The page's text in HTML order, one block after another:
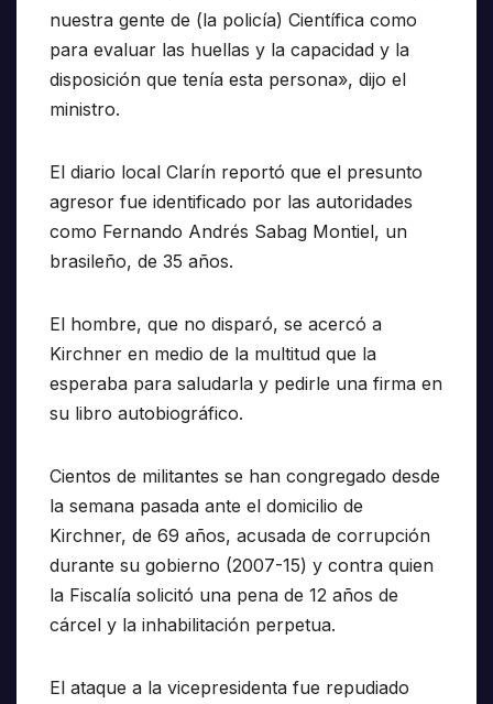
nuestra gente de (la policía) Científica como
para evaluar las huellas y la capacidad y la
disposición que tenía esta persona», dijo el
ministro.
El diario local Clarín reportó que el presunto
agresor fue identificado por las autoridades
como Fernando Andrés Sabag Montiel, un
brasileño, de 35 años.
El hombre, que no disparó, se acercó a
Kirchner en medio de la multitud que la
esperaba para saludarla y pedirle una firma en
su libro autobiográfico.
Cientos de militantes se han congregado desde
la semana pasada ante el domicilio de
Kirchner, de 69 años, acusada de corrupción
durante su gobierno (2007-15) y contra quien
la Fiscalía solicitó una pena de 12 años de
cárcel y la inhabilitación perpetua.
El ataque a la vicepresidenta fue repudiado